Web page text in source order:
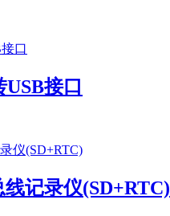
接口
记录仪(SD+RTC)